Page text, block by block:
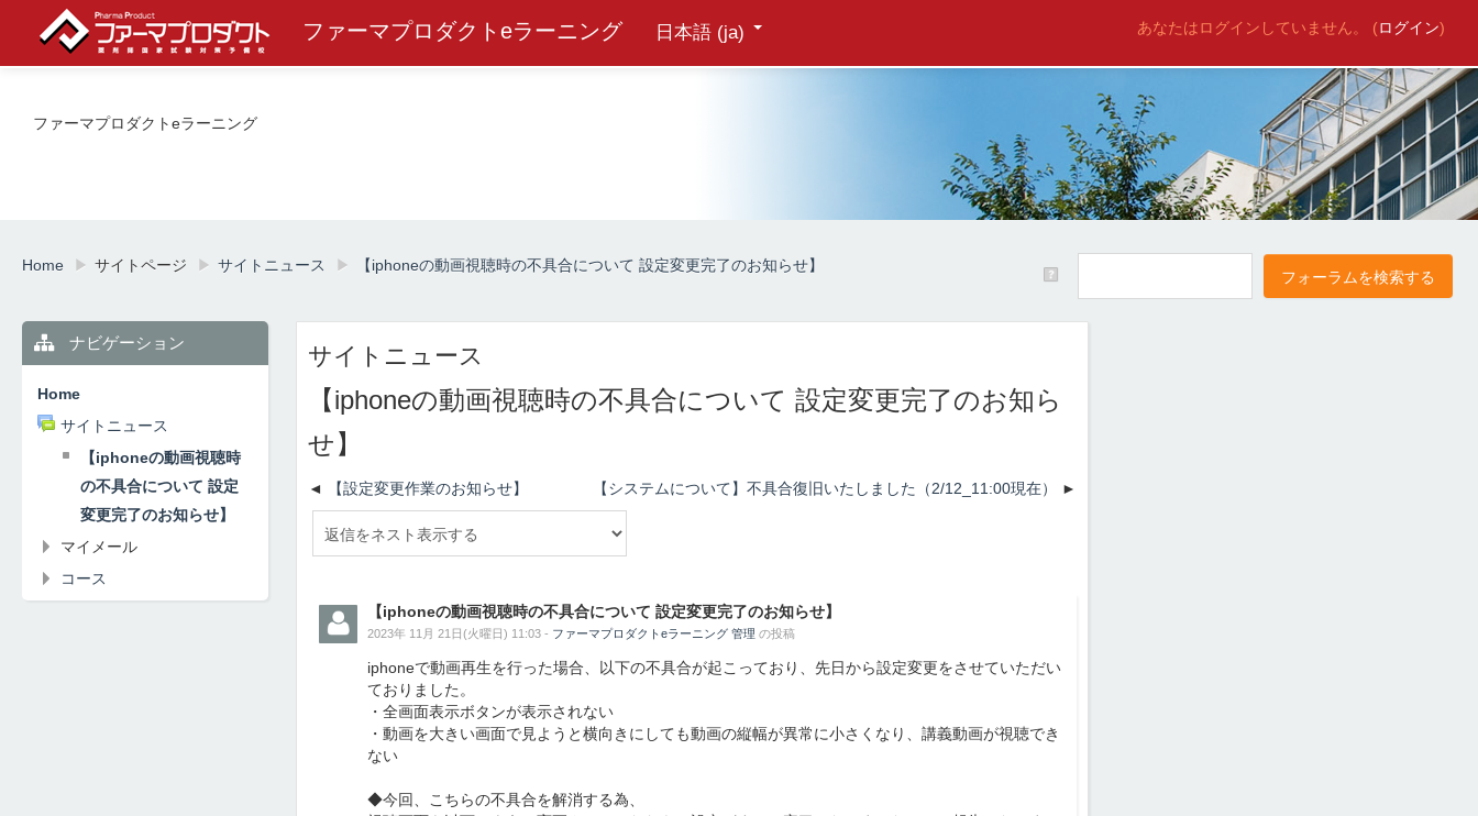
ファーマプロダクトeラーニング あなたはログインしていません。 (ログイン)
日本語 ‎(ja)‎
ファーマプロダクトeラーニング
Home ▶︎ サイトページ ▶︎ サイトニュース ▶︎ 【iphoneの動画視聴時の不具合について 設定変更完了のお知らせ】
サイトニュース
【iphoneの動画視聴時の不具合について 設定変更完了のお知ら
せ】
【設定変更作業のお知らせ】 【システムについて】不具合復旧いたしました（2/12_11:00現在）
【iphoneの動画視聴時の不具合について 設定変更完了のお知らせ】
2023年 11月 21日(火曜日) 11:03 - ファーマプロダクトeラーニング 管理 の投稿
iphoneで動画再生を行った場合、以下の不具合が起こっており、先日から設定変更をさせていただい
ておりました。
・全画面表示ボタンが表示されない
・動画を大きい画面で見ようと横向きにしても動画の縦幅が異常に小さくなり、講義動画が視聴でき
ない
◆今回、こちらの不具合を解消する為、
ナビゲーション
Home
サイトニュース
【iphoneの動画視聴時
の不具合について 設定
変更完了のお知らせ】
マイメール
コース